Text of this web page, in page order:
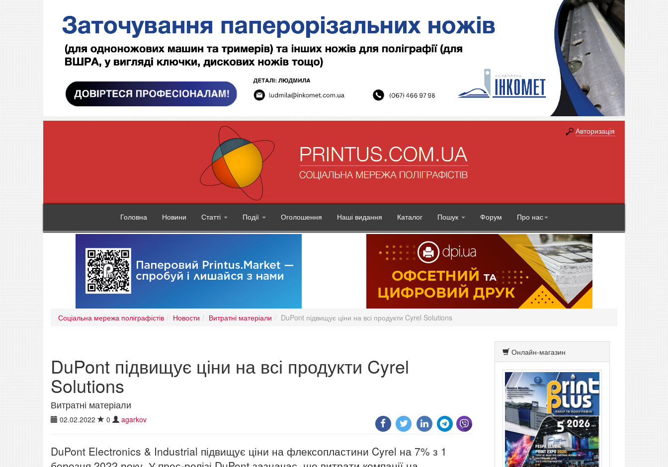
Авторизація
Головна Новини Статті Події Оголошення Наші видання Каталог Пошук Форум Про нас
Соціальна мережа поліграфістів Новости Витратні матеріали DuPont підвищує ціни на всі продукти Cyrel Solutions
DuPont підвищує ціни на всі продукти Cyrel
Solutions
Витратні матеріали
02.02.2022 0 agarkov
DuPont Electronics & Industrial підвищує ціни на флексопластини Cyrel на 7% з 1
Онлайн-магазин